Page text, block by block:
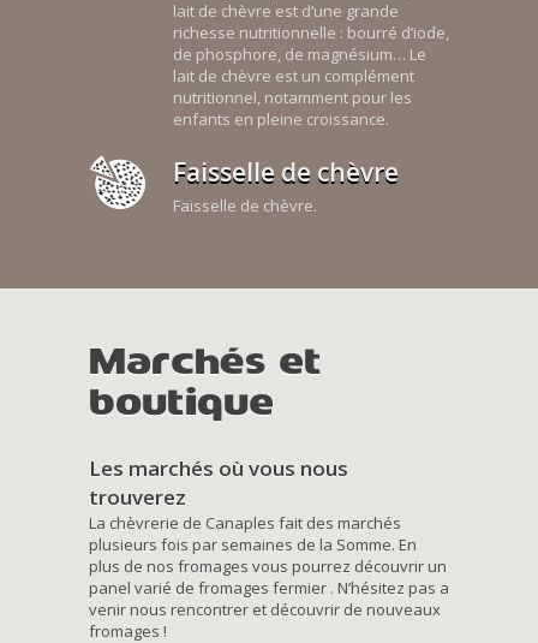
lait de chèvre est d’une grande
richesse nutritionnelle : bourré d’iode,
de phosphore, de magnésium… Le
lait de chèvre est un complément
nutritionnel, notamment pour les
enfants en pleine croissance.
Faisselle de chèvre
Faisselle de chèvre.
Marchés et
boutique
Les marchés où vous nous
trouverez
La chèvrerie de Canaples fait des marchés
plusieurs fois par semaines de la Somme. En
plus de nos fromages vous pourrez découvrir un
panel varié de fromages fermier . N’hésitez pas a
venir nous rencontrer et découvrir de nouveaux
fromages !